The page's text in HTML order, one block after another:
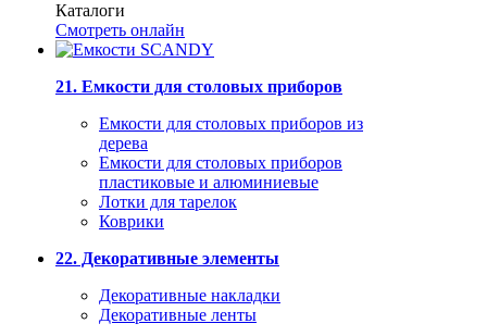
Каталоги
Смотреть онлайн
21. Емкости для столовых приборов
Емкости для столовых приборов из
дерева
Емкости для столовых приборов
пластиковые и алюминиевые
Лотки для тарелок
Коврики
22. Декоративные элементы
Декоративные накладки
Декоративные ленты